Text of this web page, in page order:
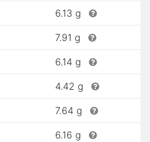
6.13 g
7.91 g
6.14 g
4.42 g
7.64 g
6.16 g